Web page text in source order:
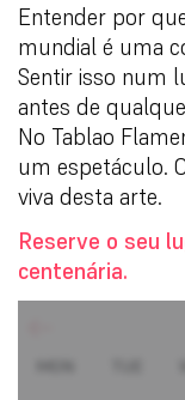
Entender por
mundial é uma
Sentir isso num
antes de
No Tablao
um espetáculo.
viva desta arte.
Reserve o seu
centenária.